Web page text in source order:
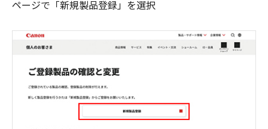
ページで「新規製品登録」を選択